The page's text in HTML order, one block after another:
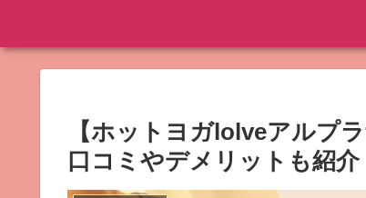
【ホットヨガlolveアルプ
口コミやデメリットも紹介